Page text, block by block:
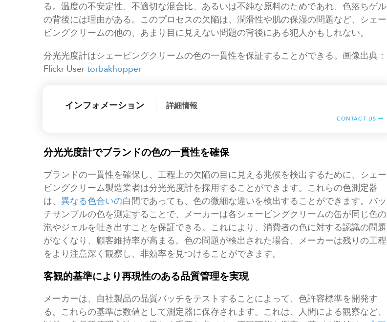
る。温度の不安定性、不適切な混合比、あるいは不純な原料のためであれ、色落ちゲル
の背後には理由がある。このプロセスの欠陥は、潤滑性や肌の保湿の問題など、シェー
ビングクリームの他の、あまり目に見えない問題の背後にある犯人かもしれない。
分光光度計はシェービングクリームの色の一貫性を保証することができる。画像出典：
Flickr User torbakhopper
インフォメーション 詳細情報
CONTACT US
分光光度計でブランドの色の一貫性を確保
ブランドの一貫性を確保し、工程上の欠陥の目に見える兆候を検出するために、シェー
ビングクリーム製造業者は分光光度計を採用することができます。これらの色測定器
は、 異なる色合いの白間であっても、色の微細な違いを検出することができます。バッ
チサンプルの色を測定することで、メーカーは各シェービングクリームの缶が同じ色の
泡やジェルを吐き出すことを保証できる。これにより、消費者の色に対する認識の問題
がなくなり、顧客維持率が高まる。色の問題が検出された場合、メーカーは残りの工程
をより注意深く観察し、非効率を見つけることができます。
客観的基準により再現性のある品質管理を実現
メーカーは、自社製品の品質バッチをテストすることによって、色許容標準を開発す
る。これらの基準は数値として測定器に保存されます。これは、人間による観察など、